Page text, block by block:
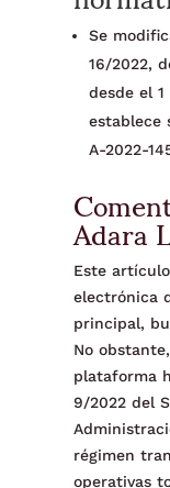
Se
16/2022,
desde el
establece
A-2022-
Adara
Este
electrónica
principal,
No
plataforma
9/2022 del
régimen
operativas